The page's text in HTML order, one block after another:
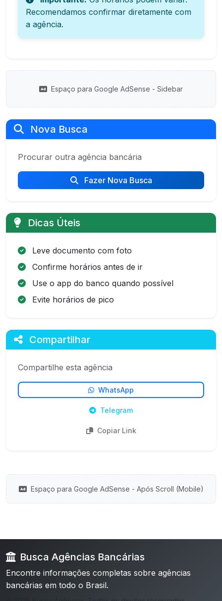
Recomendamos confirmar diretamente com
a agência.
Espaço para Google AdSense - Sidebar
Nova Busca
Procurar outra agência bancária
Fazer Nova Busca
Dicas Úteis
Leve documento com foto
Confirme horários antes de ir
Use o app do banco quando possível
Evite horários de pico
Compartilhar
Compartilhe esta agência
WhatsApp
Telegram
Copiar Link
Espaço para Google AdSense - Após Scroll (Mobile)
Busca Agências Bancárias
Encontre informações completas sobre agências
bancárias em todo o Brasil.